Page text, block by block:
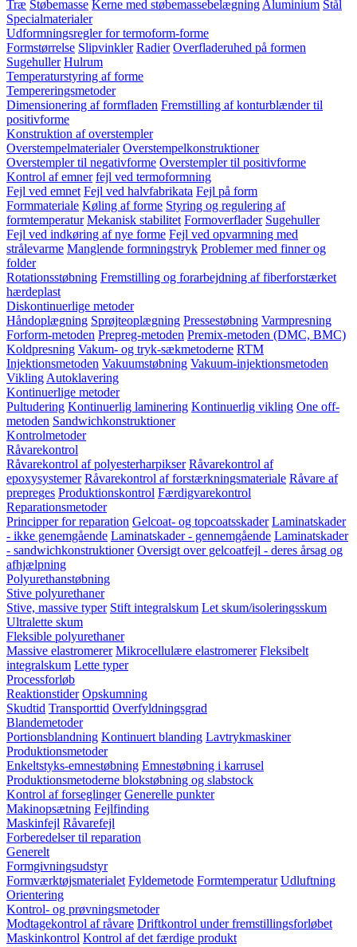
Træ Støbemasse Kerne med støbemassebelægning Aluminium Stål
Specialmaterialer
Udformningsregler for termoform-forme
Formstørrelse Slipvinkler Radier Overfladeruhed på formen
Sugehuller Hulrum
Temperaturstyring af forme
Tempereringsmetoder
Dimensionering af formfladen Fremstilling af konturblænder til
positivforme
Konstruktion af overstempler
Overstempelmaterialer Overstempelkonstruktioner
Overstempler til negativforme Overstempler til positivforme
Kontrol af emner fejl ved termoformning
Fejl ved emnet Fejl ved halvfabrikata Fejl på form
Formmateriale Køling af forme Styring og regulering af
formtemperatur Mekanisk stabilitet Formoverflader Sugehuller
Fejl ved indkøring af nye forme Fejl ved opvarmning med
strålevarme Manglende formningstryk Problemer med finner og
folder
Rotationsstøbning Fremstilling og forarbejdning af fiberforstærket
hærdeplast
Diskontinuerlige metoder
Håndoplægning Sprøjteoplægning Pressestøbning Varmpresning
Forform-metoden Prepreg-metoden Premix-metoden (DMC, BMC)
Koldpresning Vakum- og tryk-sækmetoderne RTM
Injektionsmetoden Vakuumstøbning Vakuum-injektionsmetoden
Vikling Autoklavering
Kontinuerlige metoder
Pultudering Kontinuerlig laminering Kontinuerlig vikling One off-
metoden Sandwichkonstruktioner
Kontrolmetoder
Råvarekontrol
Råvarekontrol af polyesterharpikser Råvarekontrol af
epoxysystemer Råvarekontrol af forstærkningsmateriale Råvare af
prepreges Produktionskontrol Færdigvarekontrol
Reparationsmetoder
Principper for reparation Gelcoat- og topcoatsskader Laminatskader
- ikke genemgående Laminatskader - gennemgående Laminatskader
- sandwichkonstruktioner Oversigt over gelcoatfejl - deres årsag og
afhjælpning
Polyurethanstøbning
Stive polyurethaner
Stive, massive typer Stift integralskum Let skum/isoleringsskum
Ultralette skum
Fleksible polyurethaner
Massive elastromerer Mikrocellulære elastromerer Fleksibelt
integralskum Lette typer
Processforløb
Reaktionstider Opskumning
Skudtid Transporttid Overfyldningsgrad
Blandemetoder
Portionsblandning Kontinuert blanding Lavtrykmaskiner
Produktionsmetoder
Enkeltstyks-emnestøbning Emnestøbning i karrusel
Produktionsmetoderne blokstøbning og slabstock
Kontrol af forseglinger Generelle punkter
Makinopsætning Fejlfinding
Maskinfejl Råvarefejl
Forberedelser til reparation
Generelt
Formgivningsudstyr
Formværktøjsmaterialet Fyldemetode Formtemperatur Udluftning
Orientering
Kontrol- og prøvningsmetoder
Modtagekontrol af råvare Driftkontrol under fremstillingsforløbet
Maskinkontrol Kontrol af det færdige produkt